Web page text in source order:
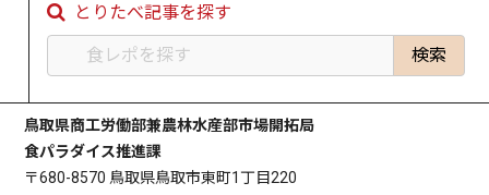
とりたべ記事を探す
鳥取県商工労働部兼農林水産部市場開拓局
食パラダイス推進課
〒680-8570 鳥取県鳥取市東町1丁目220